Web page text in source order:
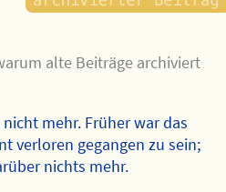
alte Beiträge archiviert
mehr. Früher war das
verloren gegangen zu sein;
nichts mehr.